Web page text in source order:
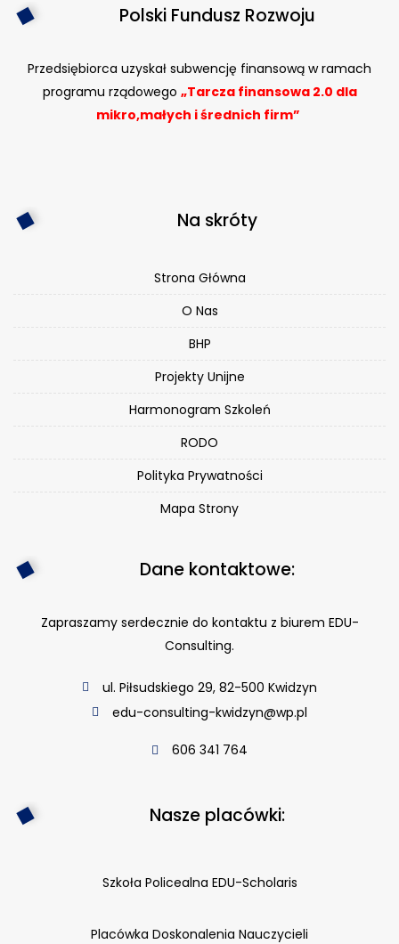
Polski Fundusz Rozwoju
Przedsiębiorca uzyskał subwencję finansową w ramach
programu rządowego „Tarcza finansowa 2.0 dla
mikro,małych i średnich firm”
Na skróty
Strona Główna
O Nas
BHP
Projekty Unijne
Harmonogram Szkoleń
RODO
Polityka Prywatności
Mapa Strony
Dane kontaktowe:
Zapraszamy serdecznie do kontaktu z biurem EDU-
Consulting.
ul. Piłsudskiego 29, 82-500 Kwidzyn
edu-consulting-kwidzyn@wp.pl
606 341 764
Nasze placówki:
Szkoła Policealna EDU-Scholaris
Placówka Doskonalenia Nauczycieli